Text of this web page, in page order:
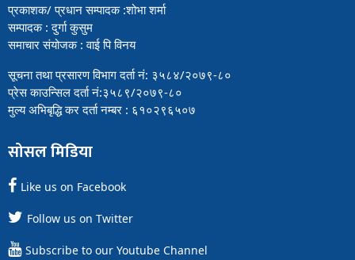
प्रकाशक/ प्रधान सम्पादक :शोभा शर्मा
सम्पादक : दुर्गा कुसुम
समाचार संयोजक : वाई पि विनय
सूचना तथा प्रसारण विभाग दर्ता नं: ३५८४/२०७९-८०
प्रेस काउन्सिल दर्ता नं:३५८९/२०७९-८०
मुल्य अभिबृद्धि कर दर्ता नम्बर : ६१०२९६५०७
सोसल मिडिया
Like us on Facebook
Follow us on Twitter
Subscribe to our Youtube Channel